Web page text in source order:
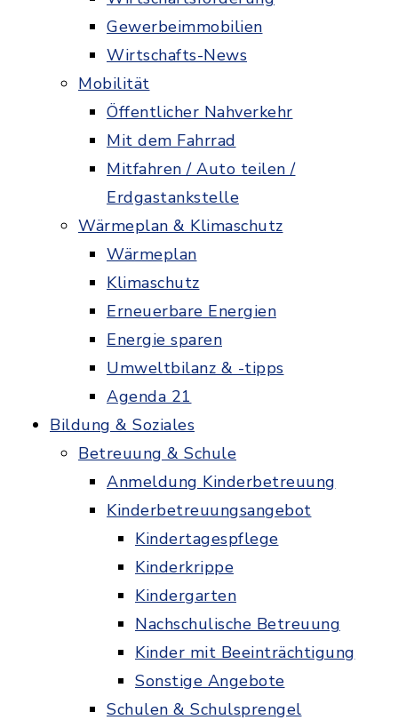
Gewerbeimmobilien
Wirtschafts-News
Mobilität
Öffentlicher Nahverkehr
Mit dem Fahrrad
Mitfahren / Auto teilen /
Erdgastankstelle
Wärmeplan & Klimaschutz
Wärmeplan
Klimaschutz
Erneuerbare Energien
Energie sparen
Umweltbilanz & -tipps
Agenda 21
Bildung & Soziales
Betreuung & Schule
Anmeldung Kinderbetreuung
Kinderbetreuungsangebot
Kindertagespflege
Kinderkrippe
Kindergarten
Nachschulische Betreuung
Kinder mit Beeinträchtigung
Sonstige Angebote
Schulen & Schulsprengel